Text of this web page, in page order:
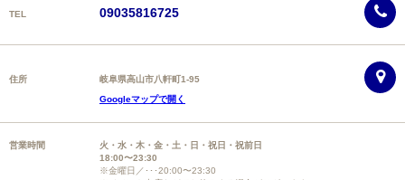
TEL 09035816725
住所
岐阜県高山市八軒町1-95
Googleマップで開く
営業時間
火・水・木・金・土・日・祝日・祝前日
18:00〜23:30
※金曜日／･･･20:00〜23:30